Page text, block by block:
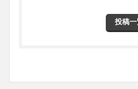
投稿